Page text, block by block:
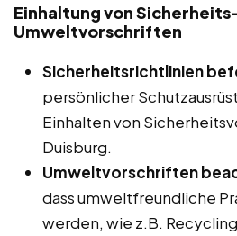
Einhaltung von
Umweltvorschriften
Sicherheitsrichtlinien
persönlicher
Einhalten von
Duisburg.
Umweltvorschriften
dass umweltfreundliche
werden, wie z.B.